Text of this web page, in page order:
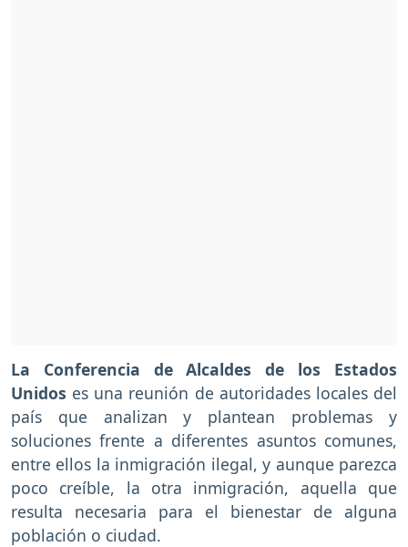
La Conferencia de Alcaldes de los Estados
Unidos es una reunión de autoridades locales del
país que analizan y plantean problemas y
soluciones frente a diferentes asuntos comunes,
entre ellos la inmigración ilegal, y aunque parezca
poco creíble, la otra inmigración, aquella que
resulta necesaria para el bienestar de alguna
población o ciudad.